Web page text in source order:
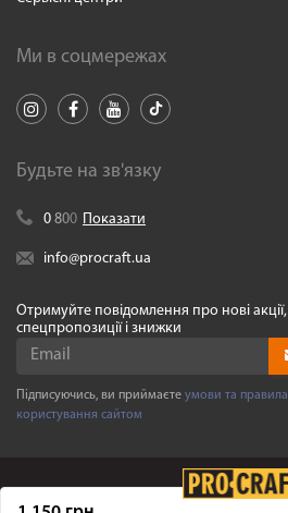
Ми в соцмережах
Будьте на зв'язку
0 800 Показати
info@procraft.ua
Отримуйте повідомлення про нові акції,
спецпропозиції і знижки
Підписуючись, ви приймаєте умови та правила
користування сайтом